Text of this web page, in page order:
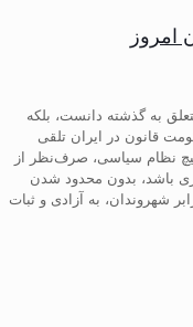
امروز
به گذشته دانست، بلکه
قانون در ایران تلقی
نظام سیاسی، صرف‌نظر از
باشد، بدون محدود شدن
شهروندان، به آزادی و ثبات